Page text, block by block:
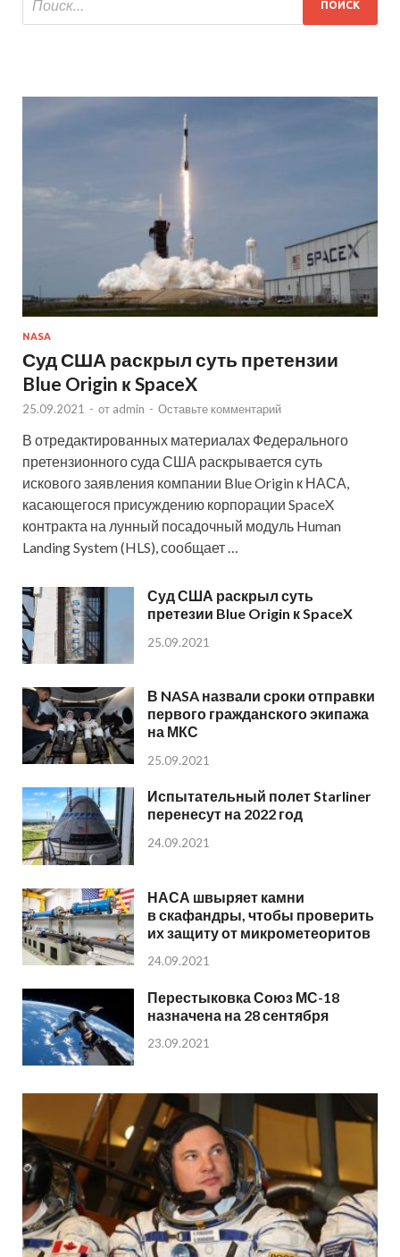
NASA
Суд США раскрыл суть претензии
Blue Origin к SpaceX
25.09.2021 - от admin - Оставьте комментарий
В отредактированных материалах Федерального
претензионного суда США раскрывается суть
искового заявления компании Blue Origin к НАСА,
касающегося присуждению корпорации SpaceX
контракта на лунный посадочный модуль Human
Landing System (HLS), сообщает …
Суд США раскрыл суть
претезии Blue Origin к SpaceX
25.09.2021
В NASA назвали сроки отправки
первого гражданского экипажа
на МКС
25.09.2021
Испытательный полет Starliner
перенесут на 2022 год
24.09.2021
НАСА швыряет камни
в скафандры, чтобы проверить
их защиту от микрометеоритов
24.09.2021
Перестыковка Союз МС-18
назначена на 28 сентября
23.09.2021